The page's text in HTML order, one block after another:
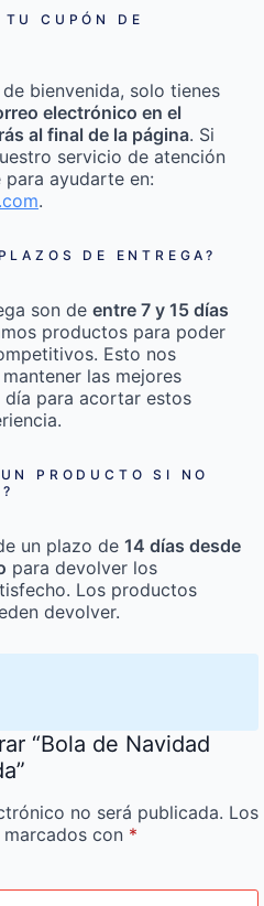
TU CUPÓN DE
bienvenida, solo tienes
electrónico en el
al final de la página. Si
servicio de atención
ayudarte en:
.
DE ENTREGA?
son de entre 7 y 15 días
productos para poder
Esto nos
las mejores
día para acortar estos
PRODUCTO SI NO
un plazo de 14 días desde
para devolver los
Los productos
devolver.
“Bola de Navidad
no será publicada. Los
con *